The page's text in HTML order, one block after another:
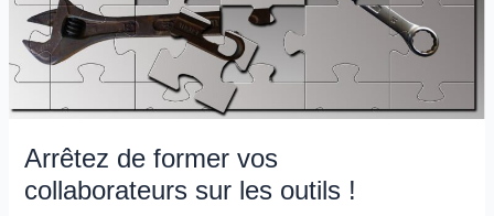
Arrêtez de former vos
collaborateurs sur les outils !